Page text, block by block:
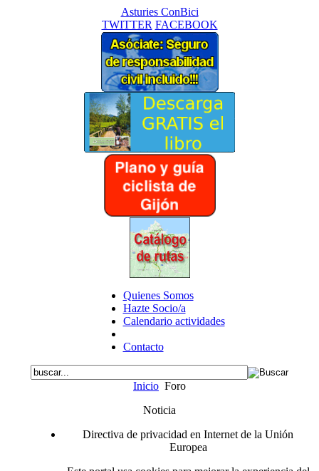
Asturies ConBici
TWITTER FACEBOOK
Quienes Somos
Hazte Socio/a
Calendario actividades
Contacto
Inicio Foro
Noticia
Directiva de privacidad en Internet de la Unión
Europea